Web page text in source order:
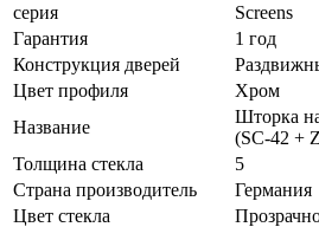
серия
Screens
Гарантия
1 год
Конструкция дверей
Цвет профиля
Хром
Название
Шторка
(SC-42 +
Толщина стекла
5
Страна производитель
Германия
Цвет стекла